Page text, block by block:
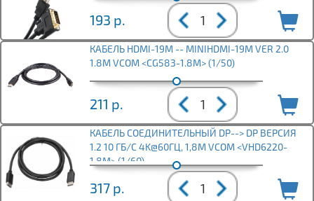
193 р.
КАБЕЛЬ HDMI-19M -- MINIHDMI-19M VER 2.0
1.8M VCOM <CG583-1.8M> (1/50)
211 р.
КАБЕЛЬ СОЕДИНИТЕЛЬНЫЙ DP--> DP ВЕРСИЯ
1.2 10 ГБ/С 4K@60ГЦ, 1,8М VCOM <VHD6220-
1.8M> (1/60)
317 р.